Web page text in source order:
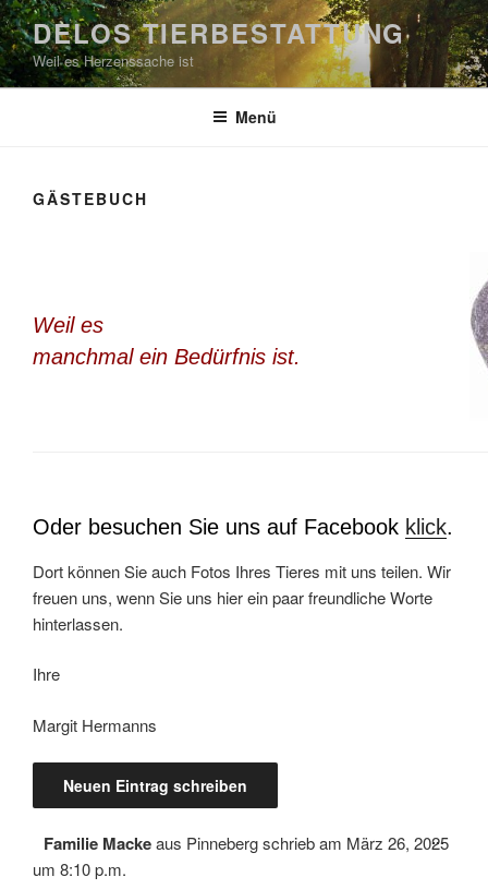
Zum
Inhalt
springen
DELOS TIERBESTATTUNG
Weil es Herzenssache ist
Menü
GÄSTEBUCH
Weil es
manchmal ein Bedürfnis ist.
Oder besuchen Sie uns auf Facebook klick.
Dort können Sie auch Fotos Ihres Tieres mit uns teilen. Wir
freuen uns, wenn Sie uns hier ein paar freundliche Worte
hinterlassen.
Ihre
Margit Hermanns
Familie Mackeaus Pinnebergschrieb am März 26, 2025
um 8:10 p.m.
...Diese